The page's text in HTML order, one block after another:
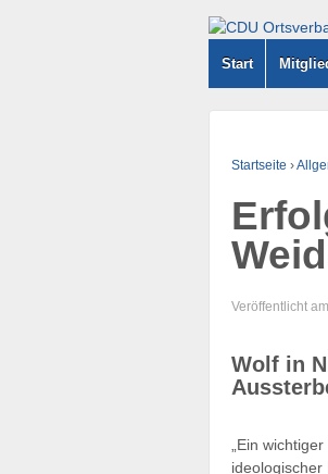
Start
Startseite ›
Veröffentlicht am
Wolf in
„Ein
ideologischer